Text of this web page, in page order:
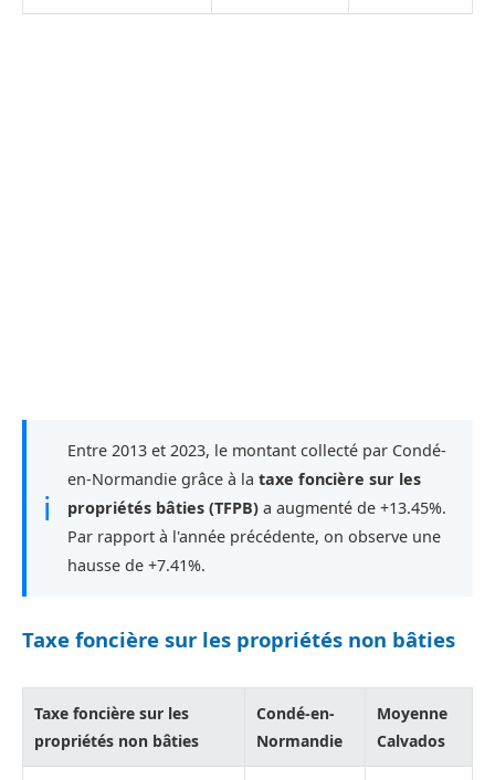
ℹ
Entre 2013 et 2023, le montant collecté par Condé-
en-Normandie grâce à la taxe foncière sur les
propriétés bâties (TFPB) a augmenté de +13.45%.
Par rapport à l'année précédente, on observe une
hausse de +7.41%.
Taxe foncière sur les propriétés non bâties
Taxe foncière sur les
propriétés non bâties
Condé-en-
Normandie
Moyenne
Calvados